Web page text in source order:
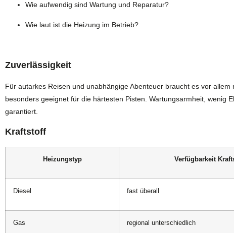
Wie aufwendig sind Wartung und Reparatur?
Wie laut ist die Heizung im Betrieb?
Zuverlässigkeit
Für autarkes Reisen und unabhängige Abenteuer braucht es vor
besonders geeignet für die härtesten Pisten. Wartungsarmheit, wenig
garantiert.
Kraftstoff
Heizungstyp Verfügbarkeit
Diesel fast überall
Gas regional unterschiedlich